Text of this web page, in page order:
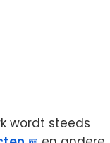
wordt steeds